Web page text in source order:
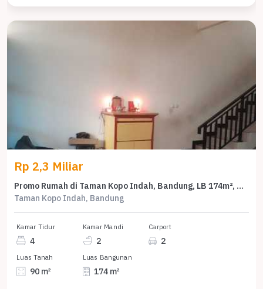
Rp 2,3 Miliar
Promo Rumah di Taman Kopo Indah, Bandung, LB 174m², Harga 2,3 Miliar
Taman Kopo Indah, Bandung
Kamar Tidur
4
Kamar Mandi
2
Carport
2
Luas Tanah
90 m²
Luas Bangunan
174 m²